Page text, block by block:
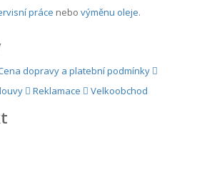
práce nebo výměnu oleje.
dopravy a platební podmínky
Reklamace Velkoobchod